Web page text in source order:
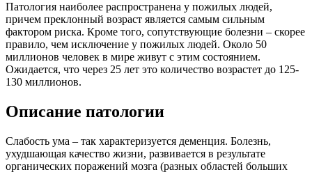
Патология наиболее распространена у пожилых людей,
причем преклонный возраст является самым сильным
фактором риска. Кроме того, сопутствующие болезни – скорее
правило, чем исключение у пожилых людей. Около 50
миллионов человек в мире живут с этим состоянием.
Ожидается, что через 25 лет это количество возрастет до 125-
130 миллионов.
Описание патологии
Слабость ума – так характеризуется деменция. Болезнь,
ухудшающая качество жизни, развивается в результате
органических поражений мозга (разных областей больших